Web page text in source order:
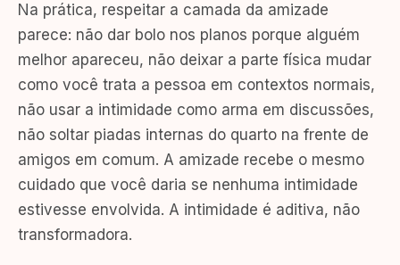
Na prática, respeitar a camada da amizade
parece: não dar bolo nos planos porque alguém
melhor apareceu, não deixar a parte física mudar
como você trata a pessoa em contextos normais,
não usar a intimidade como arma em discussões,
não soltar piadas internas do quarto na frente de
amigos em comum. A amizade recebe o mesmo
cuidado que você daria se nenhuma intimidade
estivesse envolvida. A intimidade é aditiva, não
transformadora.